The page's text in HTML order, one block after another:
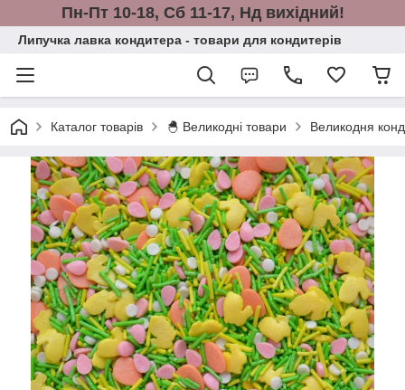
Пн-Пт 10-18, Сб 11-17, Нд вихідний!
Липучка лавка кондитера - товари для кондитерів
Каталог товарів 🐣 Великодні товари Великодня